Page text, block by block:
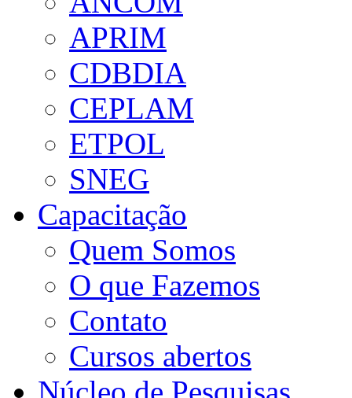
APRIM
CDBDIA
CEPLAM
ETPOL
SNEG
Capacitação
Quem Somos
O que Fazemos
Contato
Cursos abertos
Núcleo de Pesquisas